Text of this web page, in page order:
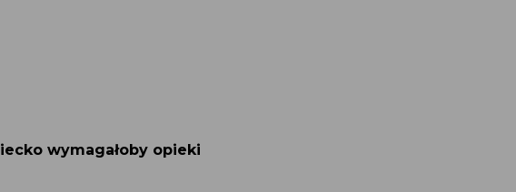
wymagałoby opieki